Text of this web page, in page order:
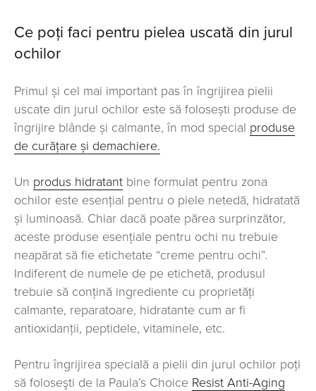
Ce poți faci pentru pielea uscată din jurul
ochilor
Primul și cel mai important pas în îngrijirea pielii
uscate din jurul ochilor este să folosești produse de
îngrijire blânde și calmante, în mod special produse
de curățare și demachiere.
Un produs hidratant bine formulat pentru zona
ochilor este esențial pentru o piele netedă, hidratată
și luminoasă. Chiar dacă poate părea surprinzător,
aceste produse esențiale pentru ochi nu trebuie
neapărat să fie etichetate “creme pentru ochi”.
Indiferent de numele de pe etichetă, produsul
trebuie să conțină ingrediente cu proprietăți
calmante, reparatoare, hidratante cum ar fi
antioxidanții, peptidele, vitaminele, etc.
Pentru îngrijirea specială a pielii din jurul ochilor poţi
să foloseşti de la Paula’s Choice Resist Anti-Aging